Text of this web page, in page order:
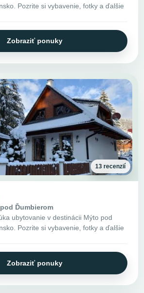
Pozrite si vybavenie, fotky a ďalšie
Zobraziť ponuky
13 recenzií
Ďumbierom
ubytovanie v destinácii Mýto pod
Pozrite si vybavenie, fotky a ďalšie
Zobraziť ponuky